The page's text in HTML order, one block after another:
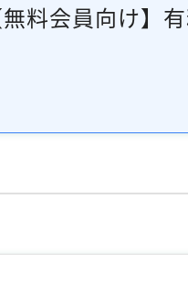
無料会員向け】